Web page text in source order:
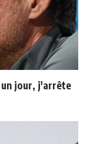
un jour, j'arrête